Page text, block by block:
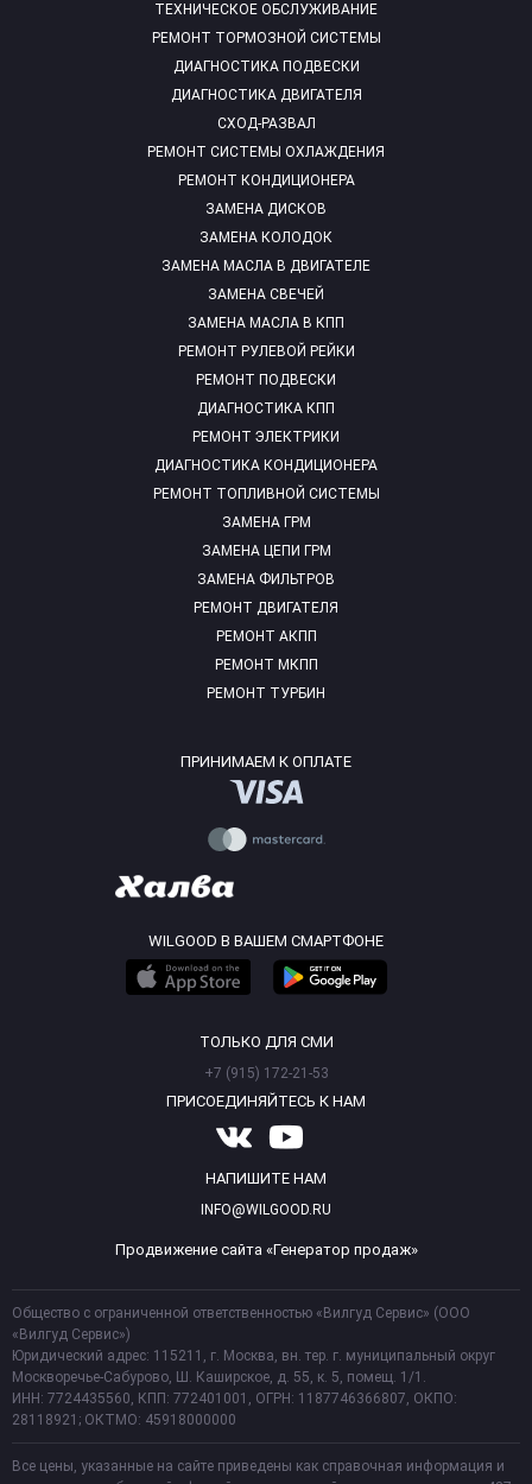
ТЕХНИЧЕСКОЕ ОБСЛУЖИВАНИЕ
РЕМОНТ ТОРМОЗНОЙ СИСТЕМЫ
ДИАГНОСТИКА ПОДВЕСКИ
ДИАГНОСТИКА ДВИГАТЕЛЯ
СХОД-РАЗВАЛ
РЕМОНТ СИСТЕМЫ ОХЛАЖДЕНИЯ
РЕМОНТ КОНДИЦИОНЕРА
ЗАМЕНА ДИСКОВ
ЗАМЕНА КОЛОДОК
ЗАМЕНА МАСЛА В ДВИГАТЕЛЕ
ЗАМЕНА СВЕЧЕЙ
ЗАМЕНА МАСЛА В КПП
РЕМОНТ РУЛЕВОЙ РЕЙКИ
РЕМОНТ ПОДВЕСКИ
ДИАГНОСТИКА КПП
РЕМОНТ ЭЛЕКТРИКИ
ДИАГНОСТИКА КОНДИЦИОНЕРА
РЕМОНТ ТОПЛИВНОЙ СИСТЕМЫ
ЗАМЕНА ГРМ
ЗАМЕНА ЦЕПИ ГРМ
ЗАМЕНА ФИЛЬТРОВ
РЕМОНТ ДВИГАТЕЛЯ
РЕМОНТ АКПП
РЕМОНТ МКПП
РЕМОНТ ТУРБИН
ПРИНИМАЕМ К ОПЛАТЕ
WILGOOD В ВАШЕМ СМАРТФОНЕ
ТОЛЬКО ДЛЯ СМИ
+7 (915) 172-21-53
ПРИСОЕДИНЯЙТЕСЬ К НАМ
НАПИШИТЕ НАМ
INFO@WILGOOD.RU
Продвижение сайта «Генератор продаж»
Общество с ограниченной ответственностью «Вилгуд Сервис» (ООО
«Вилгуд Сервис»)
Юридический адрес: 115211, г. Москва, вн. тер. г. муниципальный округ
Москворечье-Сабурово, Ш. Каширское, д. 55, к. 5, помещ. 1/1.
ИНН: 7724435560, КПП: 772401001, ОГРН: 1187746366807, ОКПО:
28118921; ОКТМО: 45918000000
Все цены, указанные на сайте приведены как справочная информация и